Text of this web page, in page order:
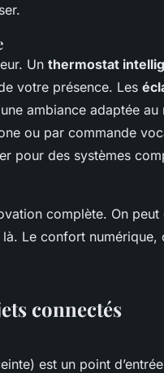
Un thermostat
votre présence. Les
ambiance adaptée
ou par commande
pour des systèmes
complète. On
Le confort numérique,
connectés
est un point